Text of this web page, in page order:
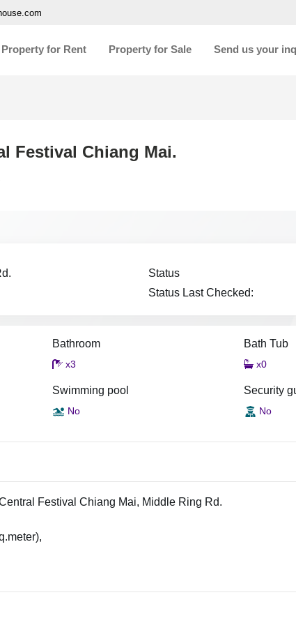
Property for Rent Property for Sale Send us your
Festival Chiang Mai.
Status
Status Last Checked:
Bathroom
x3
Bath Tub
x0
Swimming pool
No
Security
No
Festival Chiang Mai, Middle Ring Rd.